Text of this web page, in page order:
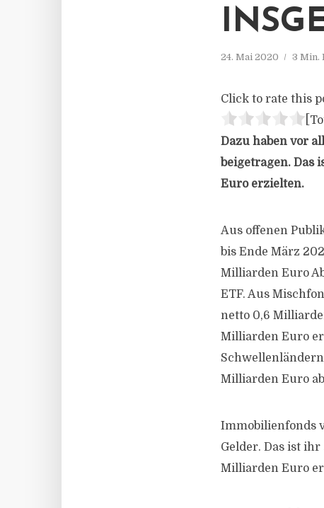
24. Mai 2020 3 Min.
Click to rate this
Dazu haben vor
beigetragen. Das
Euro erzielten.
Aus offenen
bis Ende März
Milliarden Euro
ETF. Aus
netto 0,6
Milliarden Euro
Milliarden Euro
Immobilienfonds
Gelder. Das ist
Milliarden Euro